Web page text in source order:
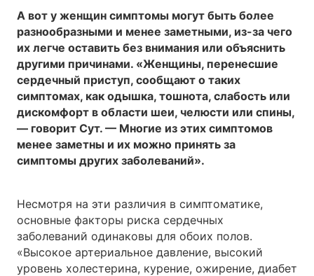
А вот у женщин симптомы могут быть более
разнообразными и менее заметными, из-за чего
их легче оставить без внимания или объяснить
другими причинами. «Женщины, перенесшие
сердечный приступ, сообщают о таких
симптомах, как одышка, тошнота, слабость или
дискомфорт в области шеи, челюсти или спины,
— говорит Сут. — Многие из этих симптомов
менее заметны и их можно принять за
симптомы других заболеваний».
Несмотря на эти различия в симптоматике,
основные факторы риска сердечных
заболеваний одинаковы для обоих полов.
«Высокое артериальное давление, высокий
уровень холестерина, курение, ожирение, диабет